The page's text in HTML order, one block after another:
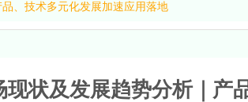
、技术多元化发展加速应用落地
现状及发展趋势分析｜产